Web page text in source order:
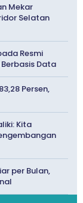
Mekar
Selatan
Resmi
Data
Persen,
Kita
per Bulan,